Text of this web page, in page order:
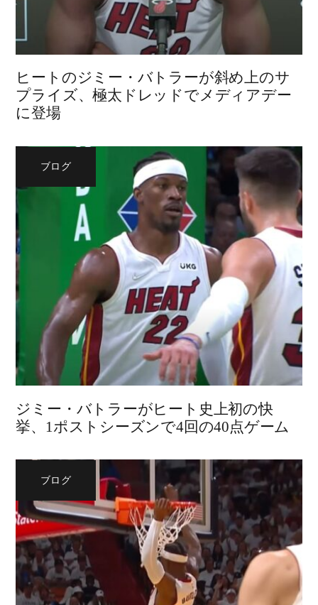
ヒートのジミー・バトラーが斜め上のサ
プライズ、極太ドレッドでメディアデー
に登場
ブログ
ジミー・バトラーがヒート史上初の快
挙、1ポストシーズンで4回の40点ゲーム
ブログ